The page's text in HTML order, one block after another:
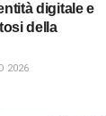
digitale e
della
2026